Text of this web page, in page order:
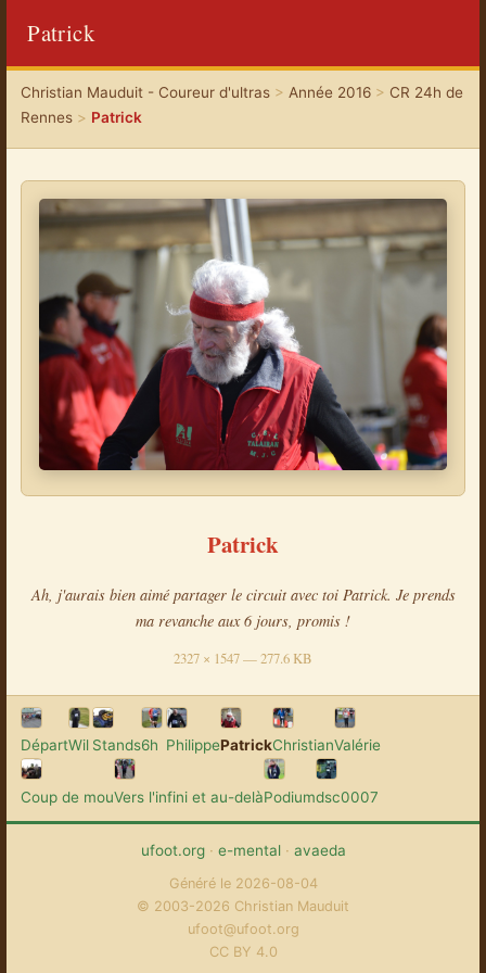
Patrick
Christian Mauduit - Coureur d'ultras> Année 2016> CR 24h de
Rennes> Patrick
Patrick
Ah, j'aurais bien aimé partager le circuit avec toi Patrick. Je prends
ma revanche aux 6 jours, promis !
2327 × 1547 — 277.6 KB
DépartWil Stands6h PhilippePatrickChristianValérie
Coup de mouVers l'infini et au-delàPodiumdsc0007
ufoot.org· e-mental· avaeda
Généré le 2026-08-04
© 2003-2026 Christian Mauduit
ufoot@ufoot.org
CC BY 4.0